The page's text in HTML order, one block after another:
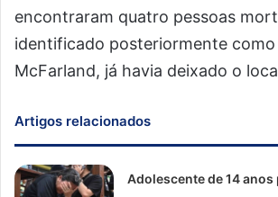
encontraram quatro pessoas
identificado posteriormente como
McFarland, já havia deixado o
Artigos relacionados
Adolescente de 14 anos